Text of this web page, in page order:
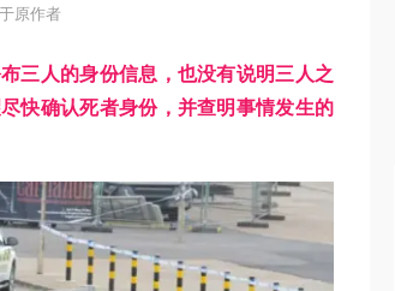
原作者
三人的身份信息，也没有说明三人之
快确认死者身份，并查明事情发生的